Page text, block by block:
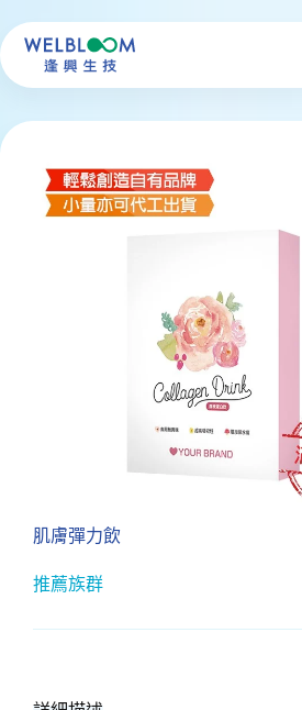
至
主
容
肌膚彈力飲
推薦族群